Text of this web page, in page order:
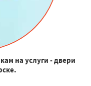
на услуги - двери